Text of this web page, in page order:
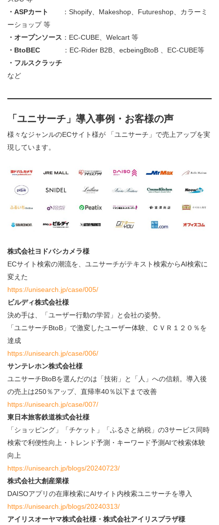
・ASPカート
：Shopify、Makeshop、Futureshop、カラーミ
ーショップ 等
・オープンソース ：EC-CUBE、Welcart 等
・BtoBEC ：EC-Rider B2B、ecbeingBtoB 、EC-CUBE等
・フルスクラッチ
など
「ユニサーチ」導入事例・お客様の声
様々なジャンルのECサイト様が 「ユニサーチ」で売上アップを実
現しています。
株式会社ヨドバシカメラ様
ECサイト検索の潮流を、ユニサーチがテキスト検索からAI検索に
変えた
https://unisearch.jp/case/005/
ビルディ株式会社様
決め手は、「ユーザー行動の学習」と会社の姿勢。
「ユニサーチBtoB」で激変したユーザー体験、ＣＶＲ１２０％を
達成
https://unisearch.jp/case/006/
サンテレホン株式会社様
ユニサーチBtoBを選んだのは「技術」と「人」への信頼。導入後
の売上は250％アップ、直帰率40％以下まで改善
https://unisearch.jp/case/007/
東日本旅客鉄道株式会社様
「ショッピング」「チケット」「ふるさと納税」の3サービス同時
検索で利便性向上・トレンド予測・キーワード予測AIで検索体験
向上
https://unisearch.jp/blogs/20240723/
株式会社大創産業様
DAISOアプリの在庫検索にAIサイト内検索ユニサーチを導入
https://unisearch.jp/blogs/20240313/
アイリスオーヤマ株式会社様・株式会社アイリスプラザ様